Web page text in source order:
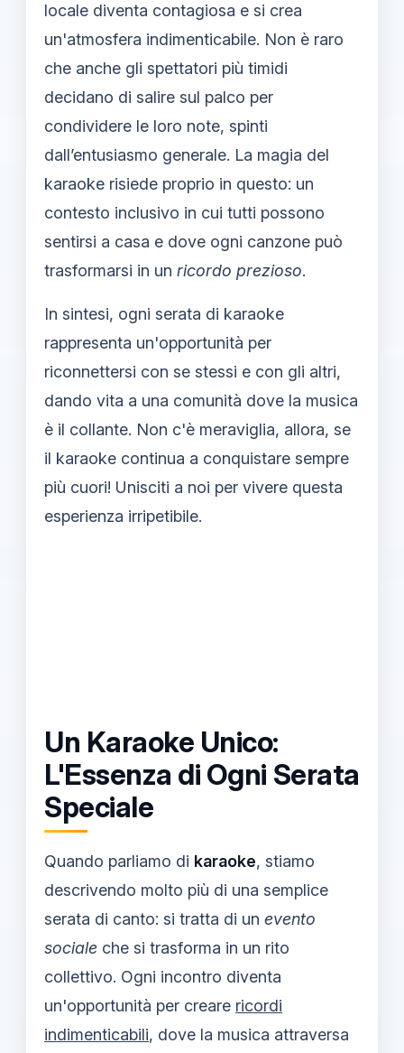
locale diventa contagiosa e si crea
un'atmosfera indimenticabile. Non è raro
che anche gli spettatori più timidi
decidano di salire sul palco per
condividere le loro note, spinti
dall’entusiasmo generale. La magia del
karaoke risiede proprio in questo: un
contesto inclusivo in cui tutti possono
sentirsi a casa e dove ogni canzone può
trasformarsi in un ricordo prezioso.
In sintesi, ogni serata di karaoke
rappresenta un'opportunità per
riconnettersi con se stessi e con gli altri,
dando vita a una comunità dove la musica
è il collante. Non c'è meraviglia, allora, se
il karaoke continua a conquistare sempre
più cuori! Unisciti a noi per vivere questa
esperienza irripetibile.
Un Karaoke Unico:
L'Essenza di Ogni Serata
Speciale
Quando parliamo di karaoke, stiamo
descrivendo molto più di una semplice
serata di canto: si tratta di un evento
sociale che si trasforma in un rito
collettivo. Ogni incontro diventa
un'opportunità per creare ricordi
indimenticabili, dove la musica attraversa